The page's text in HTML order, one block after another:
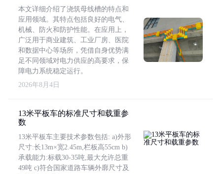
本文详细介绍了浇筑母线槽的特点和
应用领域。其特点包括良好的电气、
机械、防火和防护性能。在应用上，
广泛用于商业建筑、工业厂房、医院
和数据中心等场所，凭借自身优势满
足不同领域对电力供应的高要求，保
障电力系统稳定运行。
2026年8月4日
13米平板车的标准尺寸和载重参
数
13米平板车主要技术参数包括: a)外形
尺寸:长13m×宽2.45m,栏板高55cm b)
承载能力:标载30-35吨,最大允许总重
49吨 c)符合国家道路车辆外廓尺寸及